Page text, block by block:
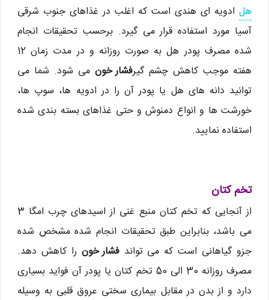
هل ادویه ای هندی است که اغلب در غذاهای جنوب شرقی
آسیا مورد استفاده قرار می گیرد. برحسب تحقیقات انجام
شده مصرف پودر هل به صورت روزانه و در مدت زمان 12
هفته موجب کاهش چشم گیرفشار خون می شود. شما می
توانید دانه های هل یا پودر آن را در ادویه ها، سوپ ها،
خورشت ها و انواع دمنوش و حتی غذاهای بسته بندی شده
استفاده نمایید.
تخم کتان
از آنجایی که تخم کتان منبع غنی از اسیدهای چرب امگا 3
می باشد، بنابراین طبق تحقیقات انجام شده مشخص شده
جزو گیاهانی است که می تواندفشار خون را کاهش دهد.
مصرف روزانه 30 الی 50 تخم کتان یا پودر آن فواید بسیاری
دارد و از بدن در مقابل بیماری سختی عروق قلبی به وسیله